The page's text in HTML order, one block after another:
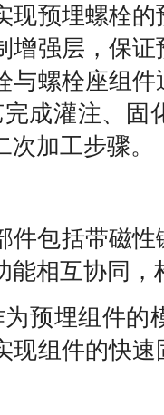
现预埋螺栓
增强层，保
与螺栓座组
完成灌注、
加工步骤。
件包括带磁
能相互协同
预埋组件的
现组件的快